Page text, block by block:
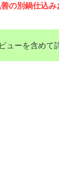
の別鍋仕込み
ューを含めて